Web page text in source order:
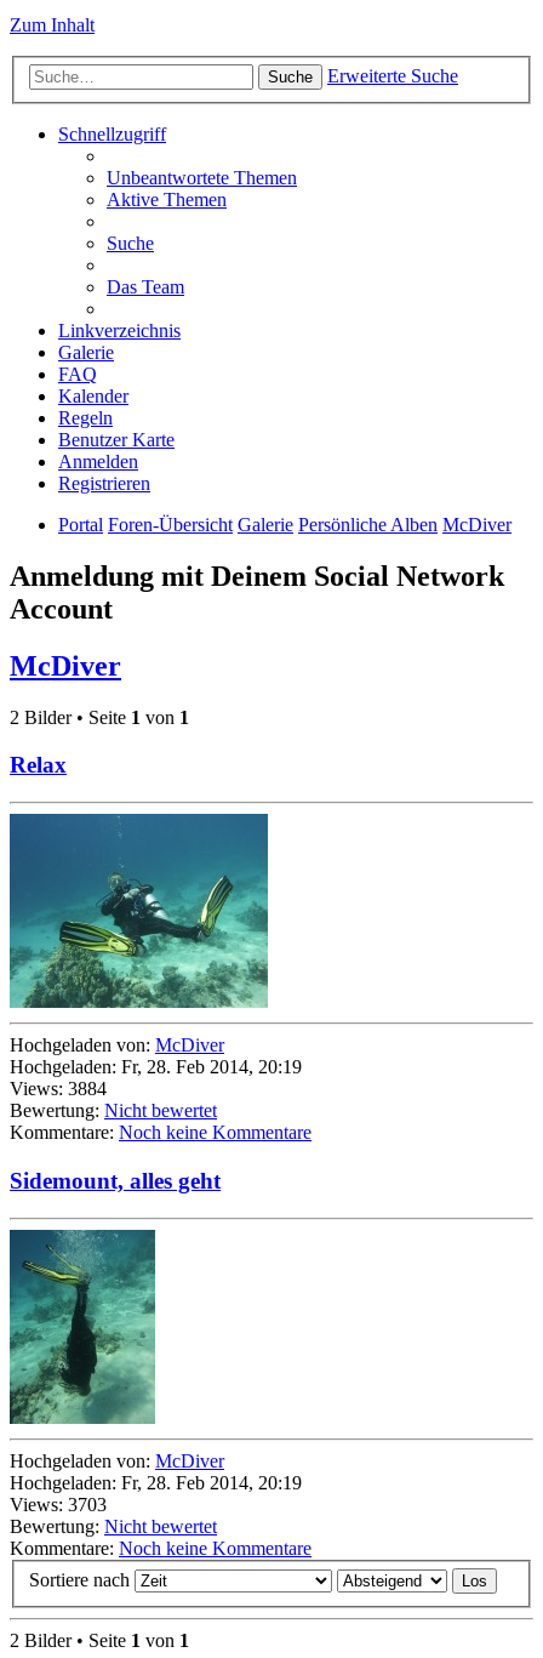
Zum Inhalt
Suche Erweiterte Suche
Schnellzugriff
Unbeantwortete Themen
Aktive Themen
Suche
Das Team
Linkverzeichnis
Galerie
FAQ
Kalender
Regeln
Benutzer Karte
Anmelden
Registrieren
Portal Foren-Übersicht Galerie Persönliche Alben McDiver
Anmeldung mit Deinem Social Network
Account
McDiver
2 Bilder • Seite 1 von 1
Relax
Hochgeladen von: McDiver
Hochgeladen: Fr, 28. Feb 2014, 20:19
Views: 3884
Bewertung: Nicht bewertet
Kommentare: Noch keine Kommentare
Sidemount, alles geht
Hochgeladen von: McDiver
Hochgeladen: Fr, 28. Feb 2014, 20:19
Views: 3703
Bewertung: Nicht bewertet
Kommentare: Noch keine Kommentare
Sortiere nach
2 Bilder • Seite 1 von 1